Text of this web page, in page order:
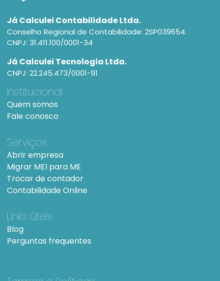
Já Calculei Contabilidade Ltda.
Conselho Regional de Contabilidade: 2SP039654.
CNPJ: 31.411.100/0001-34
Já Calculei Tecnologia Ltda.
CNPJ: 22.245.473/0001-91
Institucional
Quem somos
Fale conosco
Serviços
Abrir empresa
Migrar MEI para ME
Trocar de contador
Contabilidade Online
Links úteis
Blog
Perguntas frequentes